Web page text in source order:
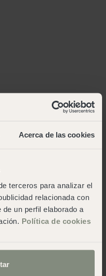
Acerca de las cookies
terceros para analizar el
relacionada con
un perfil elaborado a
Política de cookies